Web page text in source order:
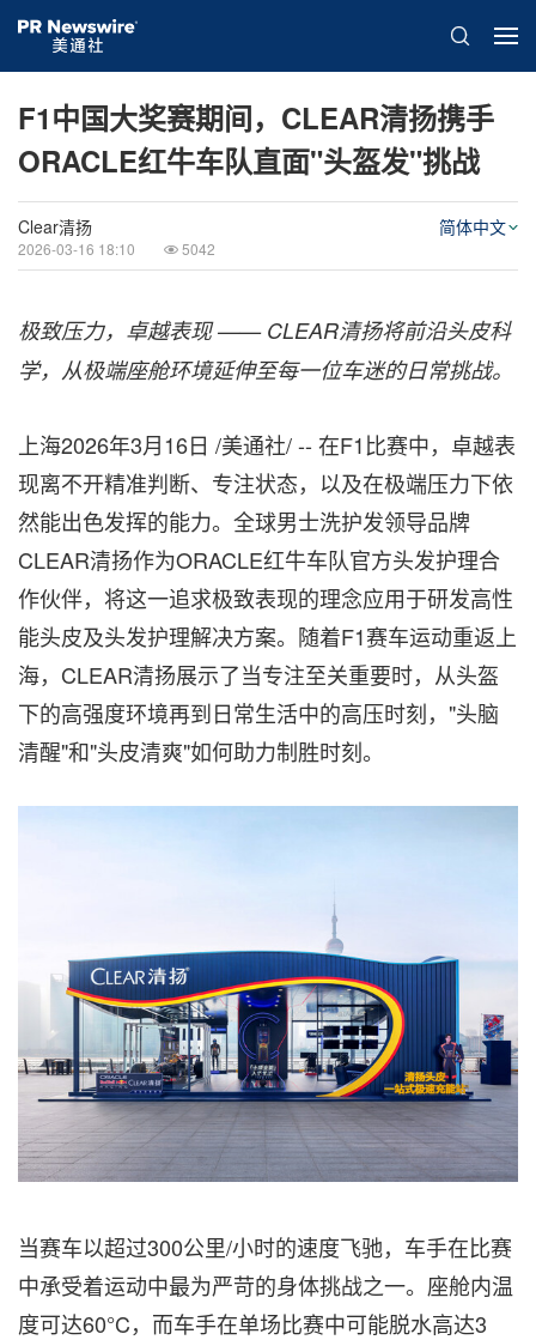
F1中国大奖赛期间，CLEAR清扬携手
ORACLE红牛车队直面"头盔发"挑战
Clear清扬
2026-03-16 18:10 5042
简体中文
极致压力，卓越表现 —— CLEAR清扬将前沿头皮科
学，从极端座舱环境延伸至每一位车迷的日常挑战。
上海2026年3月16日 /美通社/ -- 在F1比赛中，卓越表
现离不开精准判断、专注状态，以及在极端压力下依
然能出色发挥的能力。全球男士洗护发领导品牌
CLEAR清扬作为ORACLE红牛车队官方头发护理合
作伙伴，将这一追求极致表现的理念应用于研发高性
能头皮及头发护理解决方案。随着F1赛车运动重返上
海，CLEAR清扬展示了当专注至关重要时，从头盔
下的高强度环境再到日常生活中的高压时刻，"头脑
清醒"和"头皮清爽"如何助力制胜时刻。
当赛车以超过300公里/小时的速度飞驰，车手在比赛
中承受着运动中最为严苛的身体挑战之一。座舱内温
度可达60°C，而车手在单场比赛中可能脱水高达3